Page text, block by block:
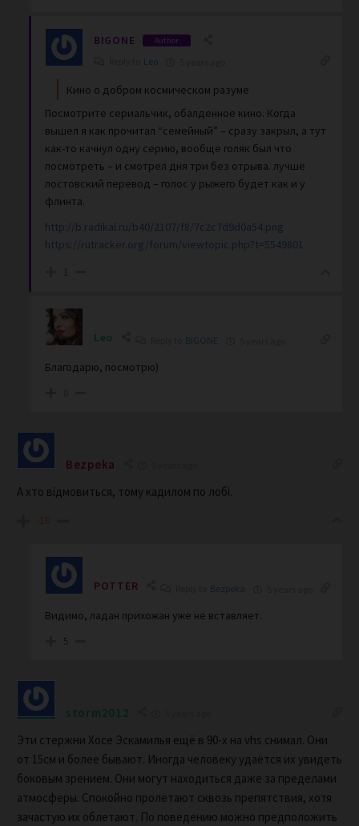
BIGONE Author
Leo
Кино о добром космическом разуме
Посмотрите сериальчик, обалденное кино. Когда
вышел я как прочитал “семейный” – сразу закрыл, а тут
как-то качнул одну серию, вообще голяк был что
посмотреть – и смотрел дня три без отрыва. лучше
лостовский перевод – голос у рыжего будет как и у
флинта.
http://b.radikal.ru/b40/2107/f8/7c2c7d9d0a54.png
https://rutracker.org/forum/viewtopic.php?t=5549801
1
Leo BIGONE
Благодарю, посмотрю)
Bezpeka
А хто відмовиться, тому кадилом по лобі.
POTTER Bezpeka
Видимо, ладан прихожан уже не вставляет.
5
storm2012
Эти стержни Хосе Эскамилья ещё в 90-х на vhs снимал. Они
от 15см и более бывают. Иногда человеку удаётся их увидеть
боковым зрением. Они могут находиться даже за пределами
атмосферы. Спокойно пролетают сквозь препятствия, хотя
зачастую их облетают. По поведению можно предположить